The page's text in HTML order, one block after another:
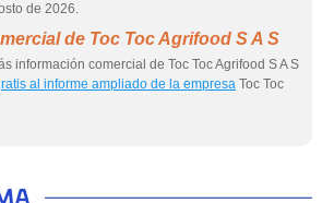
de 2026.
de Toc Toc Agrifood S A S
información comercial de Toc Toc Agrifood S A S
al informe ampliado de la empresa Toc Toc